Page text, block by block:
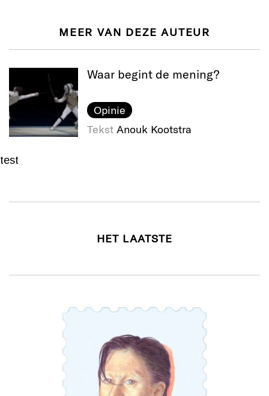
MEER VAN DEZE AUTEUR
Waar begint de mening?
Opinie
Tekst Anouk Kootstra
test
HET LAATSTE